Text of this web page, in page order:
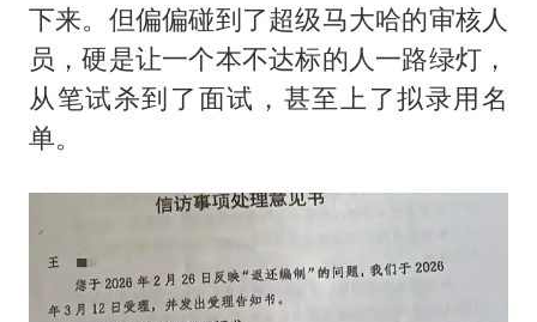
下来。但偏偏碰到了超级马大哈的审核人
员，硬是让一个本不达标的人一路绿灯，
从笔试杀到了面试，甚至上了拟录用名
单。